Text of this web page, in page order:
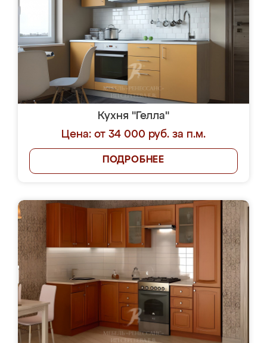
Кухня "Гелла"
Цена: от 34 000 руб. за п.м.
ПОДРОБНЕЕ